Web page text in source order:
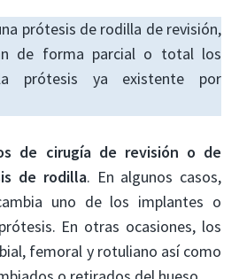
prótesis de rodilla de revisión,
de forma parcial o total los
prótesis ya existente por
de cirugía de revisión o de
de rodilla. En algunos casos,
uno de los implantes o
En otras ocasiones, los
femoral y rotuliano así como